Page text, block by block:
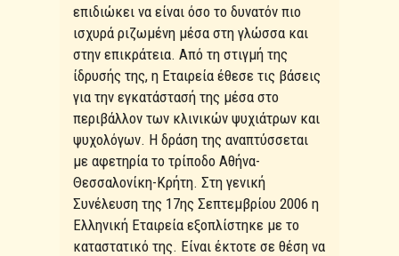
επιδιώκει να είναι όσο το δυνατόν πιο
ισχυρά ριζωμένη μέσα στη γλώσσα και
στην επικράτεια. Από τη στιγμή της
ίδρυσής της, η Εταιρεία έθεσε τις βάσεις
για την εγκατάστασή της μέσα στο
περιβάλλον των κλινικών ψυχιάτρων και
ψυχολόγων. Η δράση της αναπτύσσεται
με αφετηρία το τρίποδο Αθήνα-
Θεσσαλονίκη-Κρήτη. Στη γενική
Συνέλευση της 17ης Σεπτεμβρίου 2006 η
Ελληνική Εταιρεία εξοπλίστηκε με το
καταστατικό της. Είναι έκτοτε σε θέση να